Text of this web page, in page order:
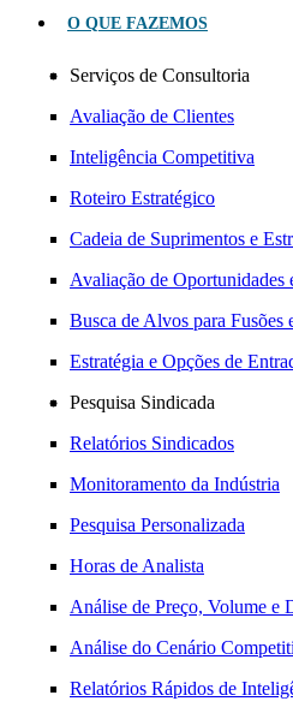
O QUE FAZEMOS
Serviços de Consultoria
Avaliação de Clientes
Inteligência Competitiva
Roteiro Estratégico
Cadeia de Suprimentos e
Avaliação de Oportunidades
Busca de Alvos para
Estratégia e Opções de
Pesquisa Sindicada
Relatórios Sindicados
Monitoramento da Indústria
Pesquisa Personalizada
Horas de Analista
Análise de Preço, Volume e
Análise do Cenário
Relatórios Rápidos de